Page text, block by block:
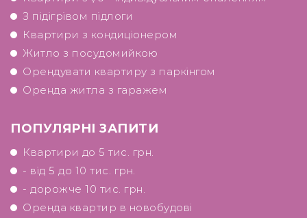
З підігрівом підлоги
Квартири з кондиціонером
Житло з посудомийкою
Орендувати квартиру з паркінгом
Оренда житла з гаражем
ПОПУЛЯРНІ ЗАПИТИ
Квартири до 5 тис. грн.
- від 5 до 10 тис. грн.
- дорожче 10 тис. грн.
Оренда квартир в новобудові